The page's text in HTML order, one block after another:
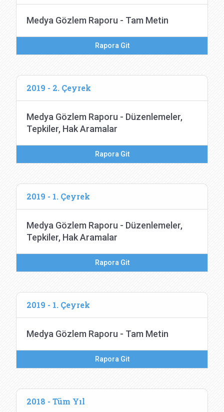
Medya Gözlem Raporu - Tam Metin
Rapora Git
2019 - 2. Çeyrek
Medya Gözlem Raporu - Düzenlemeler,
Tepkiler, Hak Aramalar
Rapora Git
2019 - 1. Çeyrek
Medya Gözlem Raporu - Düzenlemeler,
Tepkiler, Hak Aramalar
Rapora Git
2019 - 1. Çeyrek
Medya Gözlem Raporu - Tam Metin
Rapora Git
2018 - Tüm Yıl